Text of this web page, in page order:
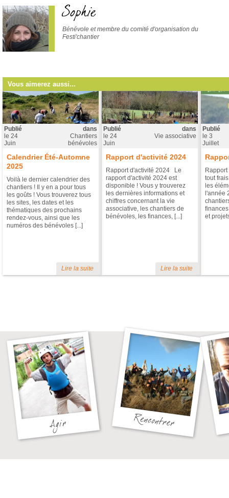
Sophie
Bénévole et membre du comité d'organisation du
Festi'chantier
Vous aimerez aussi...
Publié
le 24
Juin
dans
Chantiers
bénévoles
Calendrier Été-Automne
2025
Voilà le dernier calendrier des
chantiers ! Il y en a pour tous
les goûts ! Vous trouverez tous
les sites, les dates et les
thématiques des prochains
rendez-vous, ainsi que les
numéros des bénévoles [...]
Lire la suite
Publié
le 24
Juin
dans
Vie associative
Rapport d'activité 2024
Rapport d'activité 2024 Le
rapport d'activité 2024 est
disponible ! Vous y trouverez
les dernières informations et
chiffres concernant la vie
associative, les chantiers de
bénévoles, les finances, [...]
Lire la suite
Publié
le 3
Juillet
tout
les
l'année
et